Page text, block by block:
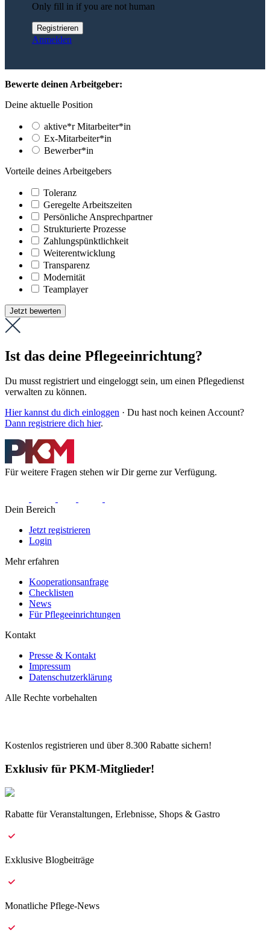
Only fill in if you are not human
Anmelden
Bewerte deinen Arbeitgeber:
Deine aktuelle Position
aktive*r Mitarbeiter*in
Ex-Mitarbeiter*in
Bewerber*in
Vorteile deines Arbeitgebers
Toleranz
Geregelte Arbeitszeiten
Persönliche Ansprechpartner
Strukturierte Prozesse
Zahlungs­pünktlichkeit
Weiter­entwicklung
Transparenz
Modernität
Teamplayer
Jetzt bewerten
Ist das deine Pflegeeinrichtung?
Du musst registriert und eingeloggt sein, um einen Pflegedienst
verwalten zu können.
Hier kannst du dich einloggen · Du hast noch keinen Account?
Dann registriere dich hier.
Für weitere Fragen stehen wir Dir gerne zur Verfügung.
Dein Bereich
Jetzt registrieren
Login
Mehr erfahren
Kooperationsanfrage
Checklisten
News
Für Pflegeeinrichtungen
Kontakt
Presse & Kontakt
Impressum
Datenschutzerklärung
Alle Rechte vorbehalten
Kostenlos registrieren und über8.300 Rabatte sichern!
Exklusiv für PKM-Mitglieder!
Rabatte für Veranstaltungen, Erlebnisse, Shops & Gastro
Exklusive Blogbeiträge
Monatliche Pflege-News